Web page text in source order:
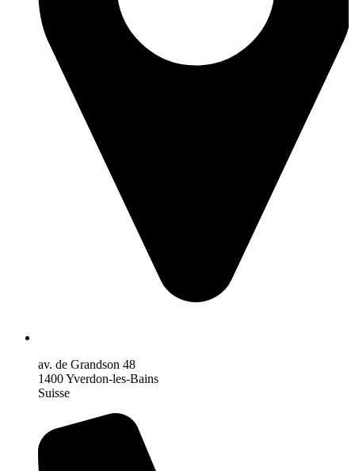
av. de Grandson 48
1400 Yverdon-les-Bains
Suisse